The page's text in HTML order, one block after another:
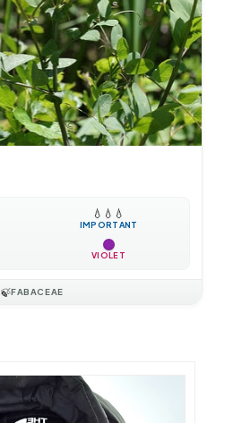
💧 💧 💧
IMPORTANT
VIOLET
🍃FABACEAE